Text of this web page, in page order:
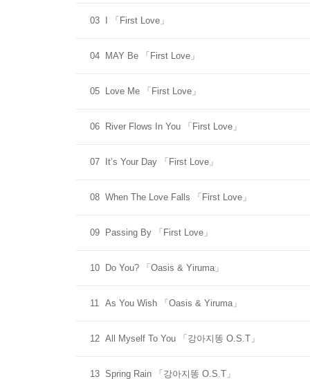
03 I 「First Love」
04 MAY Be 「First Love」
05 Love Me 「First Love」
06 River Flows In You 「First Love」
07 It’s Your Day 「First Love」
08 When The Love Falls 「First Love」
09 Passing By 「First Love」
10 Do You? 「Oasis & Yiruma」
11 As You Wish 「Oasis & Yiruma」
12 All Myself To You 「강아지똥 O.S.T」
13 Spring Rain 「강아지똥 O.S.T」